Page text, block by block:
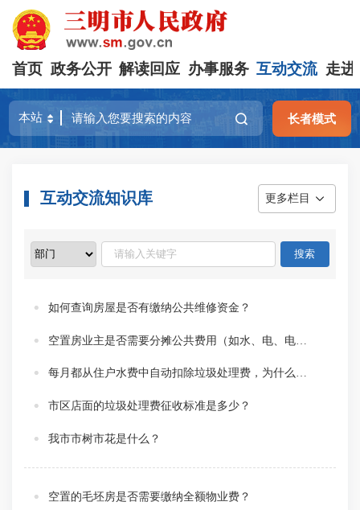
首页 政务公开 解读回应 办事服务 互动交流 走进
长者模式
互动交流知识库 更多栏目
如何查询房屋是否有缴纳公共维修资金？
每月都从住户水费中自动扣除垃圾处理费，为什么交给物业公司的物业费还包括卫生清扫费？
市区店面的垃圾处理费征收标准是多少？
我市市树市花是什么？
空置的毛坯房是否需要缴纳全额物业费？